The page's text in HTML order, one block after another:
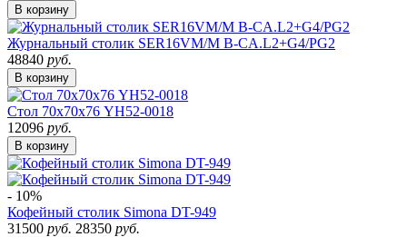
В корзину
Журнальный столик SER16VM/M B-CA.L2+G4/PG2
48840 руб.
В корзину
Стол 70х70х76 YH52-0018
12096 руб.
В корзину
- 10%
Кофейный столик Simona DT-949
31500 руб. 28350 руб.